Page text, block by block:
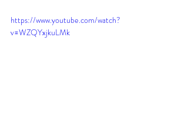
https://www.youtube.com/watch?
v=WZQYxjkuLMk